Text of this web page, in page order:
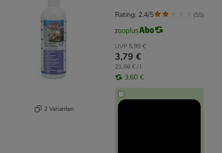
2 Varianten
UVP 5,99 €
3,79 €
21,66 € / l
3,60 €
Rating: 2.4/5 (55)